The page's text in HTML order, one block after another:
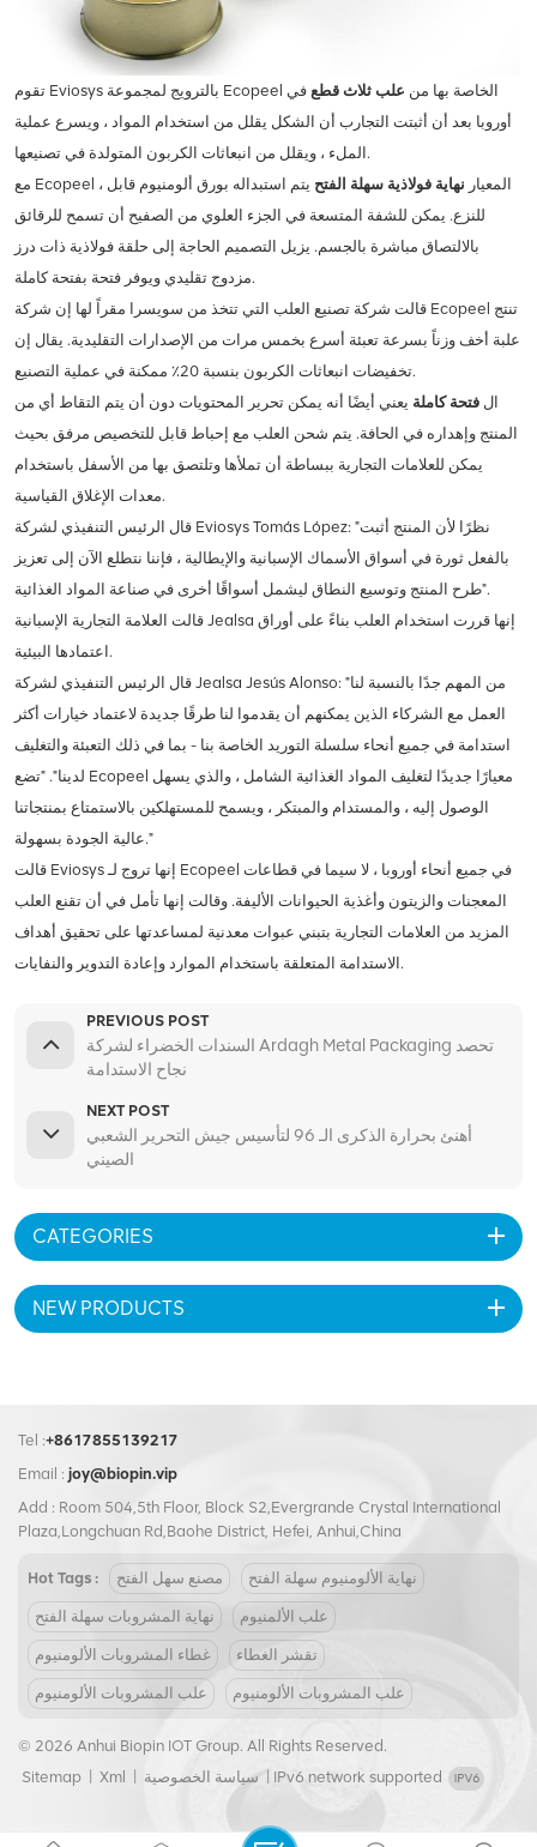
تقوم Eviosys بالترويج لمجموعة Ecopeel الخاصة بها من علب ثلاث قطع في
أوروبا بعد أن أثبتت التجارب أن الشكل يقلل من استخدام المواد ، ويسرع عملية
الملء ، ويقلل من انبعاثات الكربون المتولدة في تصنيعها.
مع Ecopeel ، المعيار نهاية فولاذية سهلة الفتح يتم استبداله بورق ألومنيوم قابل
للنزع. يمكن للشفة المتسعة في الجزء العلوي من الصفيح أن تسمح للرقائق
بالالتصاق مباشرة بالجسم. يزيل التصميم الحاجة إلى حلقة فولاذية ذات درز
مزدوج تقليدي ويوفر فتحة بفتحة كاملة.
قالت شركة تصنيع العلب التي تتخذ من سويسرا مقراً لها إن شركة Ecopeel تنتج
علبة أخف وزناً بسرعة تعبئة أسرع بخمس مرات من الإصدارات التقليدية. يقال إن
تخفيضات انبعاثات الكربون بنسبة 20٪ ممكنة في عملية التصنيع.
ال فتحة كاملة يعني أيضًا أنه يمكن تحرير المحتويات دون أن يتم التقاط أي من
المنتج وإهداره في الحافة. يتم شحن العلب مع إحباط قابل للتخصيص مرفق بحيث
يمكن للعلامات التجارية ببساطة أن تملأها وتلتصق بها من الأسفل باستخدام
معدات الإغلاق القياسية.
قال الرئيس التنفيذي لشركة Eviosys Tomás López: "نظرًا لأن المنتج أثبت
بالفعل ثورة في أسواق الأسماك الإسبانية والإيطالية ، فإننا نتطلع الآن إلى تعزيز
طرح المنتج وتوسيع النطاق ليشمل أسواقًا أخرى في صناعة المواد الغذائية".
قالت العلامة التجارية الإسبانية Jealsa إنها قررت استخدام العلب بناءً على أوراق
اعتمادها البيئية.
قال الرئيس التنفيذي لشركة Jealsa Jesús Alonso: "من المهم جدًا بالنسبة لنا
العمل مع الشركاء الذين يمكنهم أن يقدموا لنا طرقًا جديدة لاعتماد خيارات أكثر
استدامة في جميع أنحاء سلسلة التوريد الخاصة بنا - بما في ذلك التعبئة والتغليف
لدينا". "تضع Ecopeel معيارًا جديدًا لتغليف المواد الغذائية الشامل ، والذي يسهل
الوصول إليه ، والمستدام والمبتكر ، ويسمح للمستهلكين بالاستمتاع بمنتجاتنا
عالية الجودة بسهولة."
قالت Eviosys إنها تروج لـ Ecopeel في جميع أنحاء أوروبا ، لا سيما في قطاعات
المعجنات والزيتون وأغذية الحيوانات الأليفة. وقالت إنها تأمل في أن تقنع العلب
المزيد من العلامات التجارية بتبني عبوات معدنية لمساعدتها على تحقيق أهداف
الاستدامة المتعلقة باستخدام الموارد وإعادة التدوير والنفايات.
PREVIOUS POST
السندات الخضراء لشركة Ardagh Metal Packaging تحصد
نجاح الاستدامة
NEXT POST
أهنئ بحرارة الذكرى الـ 96 لتأسيس جيش التحرير الشعبي
الصيني
CATEGORIES
NEW PRODUCTS
Tel :+8617855139217
Email : joy@biopin.vip
Add : Room 504,5th Floor, Block S2,Evergrande Crystal International
Plaza,Longchuan Rd,Baohe District, Hefei, Anhui,China
Hot Tags : مصنع سهل الفتح نهاية الألومنيوم سهلة الفتح
نهاية المشروبات سهلة الفتح علب الألمنيوم
غطاء المشروبات الألومنيوم تقشر الغطاء
علب المشروبات الألومنيوم علب المشروبات الألومنيوم
© 2026 Anhui Biopin IOT Group. All Rights Reserved.
Sitemap
Xml سياسة الخصوصية IPv6 network supported